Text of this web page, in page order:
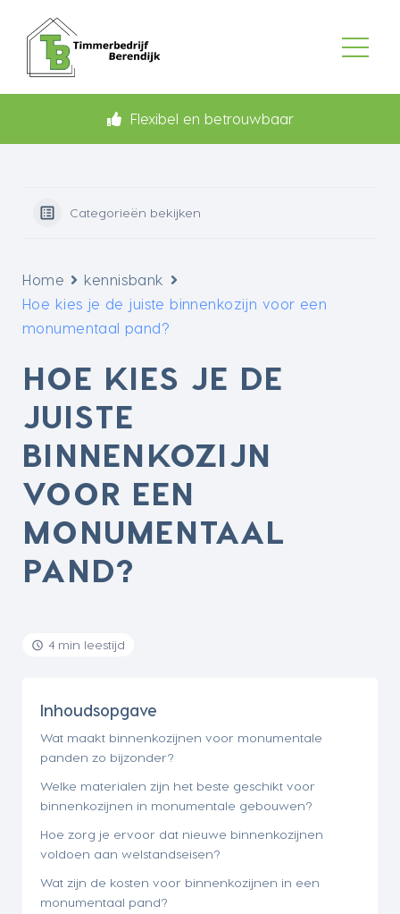
Flexibel en betrouwbaar
Categorieën bekijken
Home
kennisbank
Hoe kies je de juiste binnenkozijn voor een
monumentaal pand?
HOE KIES JE DE
JUISTE
BINNENKOZIJN
VOOR EEN
MONUMENTAAL
PAND?
4 min leestijd
Inhoudsopgave
Wat maakt binnenkozijnen voor monumentale
panden zo bijzonder?
Welke materialen zijn het beste geschikt voor
binnenkozijnen in monumentale gebouwen?
Hoe zorg je ervoor dat nieuwe binnenkozijnen
voldoen aan welstandseisen?
Wat zijn de kosten voor binnenkozijnen in een
monumentaal pand?